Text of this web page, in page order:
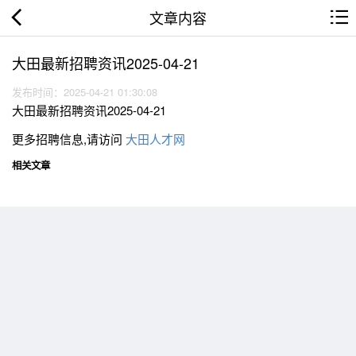
文章内容
大田最新招聘资讯2025-04-21
发布时间：2025-04-21 01:30:08
大田最新招聘资讯2025-04-21
更多招聘信息,请访问 大田人才网
相关文章